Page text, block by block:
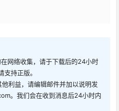
网络收集，请于下载后的24小时
持正版。
利益，请编辑邮件并加以说明发
。我们会在收到消息后24小时内